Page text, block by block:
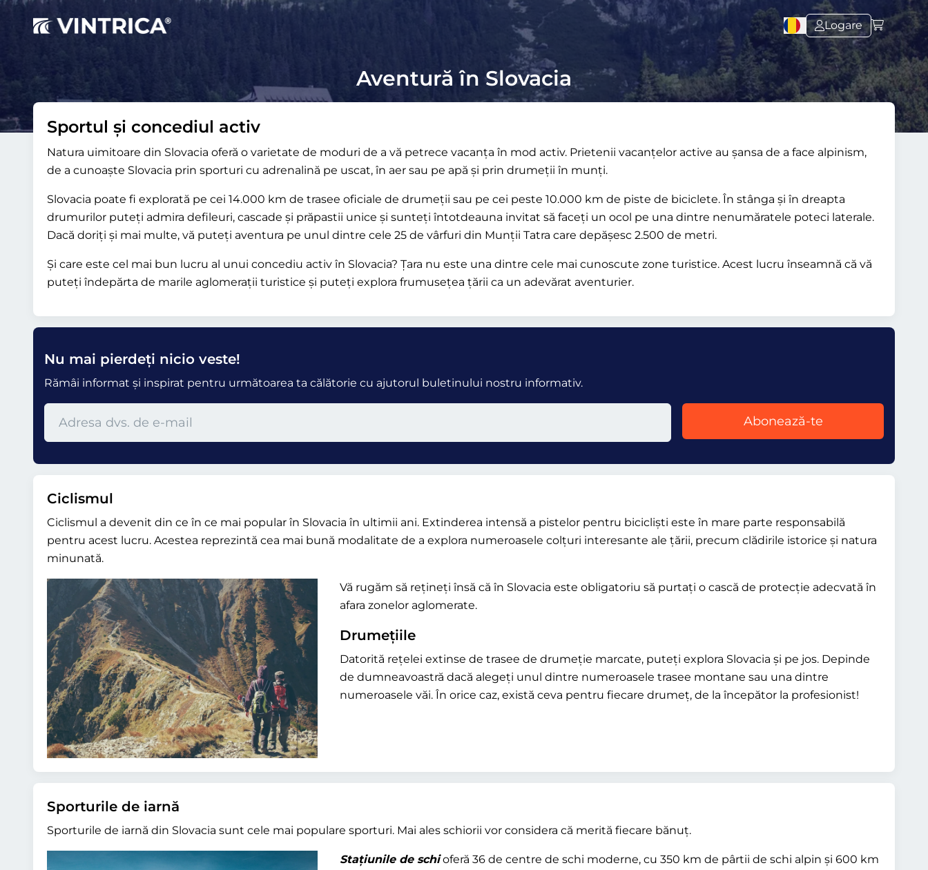
Logare
Aventură în Slovacia
Sportul și concediul activ
Natura uimitoare din Slovacia oferă o varietate de moduri de a vă petrece vacanța în mod activ. Prietenii vacanțelor active au șansa de a face alpinism,
de a cunoaște Slovacia prin sporturi cu adrenalină pe uscat, în aer sau pe apă și prin drumeții în munți.
Slovacia poate fi explorată pe cei 14.000 km de trasee oficiale de drumeții sau pe cei peste 10.000 km de piste de biciclete. În stânga și în dreapta
drumurilor puteți admira defileuri, cascade și prăpastii unice și sunteți întotdeauna invitat să faceți un ocol pe una dintre nenumăratele poteci laterale.
Dacă doriți și mai multe, vă puteți aventura pe unul dintre cele 25 de vârfuri din Munții Tatra care depășesc 2.500 de metri.
Și care este cel mai bun lucru al unui concediu activ în Slovacia? Țara nu este una dintre cele mai cunoscute zone turistice. Acest lucru înseamnă că vă
puteți îndepărta de marile aglomerații turistice și puteți explora frumusețea țării ca un adevărat aventurier.
Nu mai pierdeți nicio veste!
Rămâi informat și inspirat pentru următoarea ta călătorie cu ajutorul buletinului nostru informativ.
Abonează-te
Ciclismul
Ciclismul a devenit din ce în ce mai popular în Slovacia în ultimii ani. Extinderea intensă a pistelor pentru bicicliști este în mare parte responsabilă
pentru acest lucru. Acestea reprezintă cea mai bună modalitate de a explora numeroasele colțuri interesante ale țării, precum clădirile istorice și natura
minunată.
Vă rugăm să rețineți însă că în Slovacia este obligatoriu să purtați o cască de protecție adecvată în
afara zonelor aglomerate.
Drumețiile
Datorită rețelei extinse de trasee de drumeție marcate, puteți explora Slovacia și pe jos. Depinde
de dumneavoastră dacă alegeți unul dintre numeroasele trasee montane sau una dintre
numeroasele văi. În orice caz, există ceva pentru fiecare drumeț, de la începător la profesionist!
Sporturile de iarnă
Sporturile de iarnă din Slovacia sunt cele mai populare sporturi. Mai ales schiorii vor considera că merită fiecare bănuț.
Stațiunile de schioferă 36 de centre de schi moderne, cu 350 km de pârtii de schi alpin și 600 km